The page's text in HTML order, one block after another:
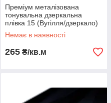
Преміум металізована
тонувальна дзеркальна
плівка 15 (Вугілля/дзеркало)
Немає в наявності
265 ₴/кв.м